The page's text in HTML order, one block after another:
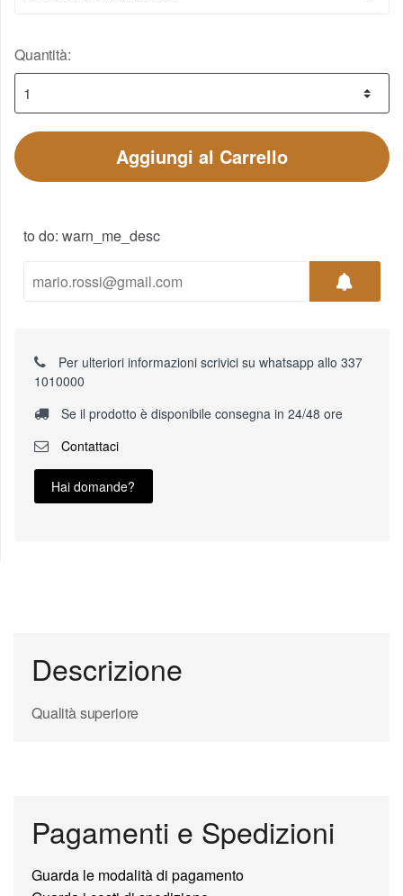
Quantità:
Aggiungi al Carrello
to do: warn_me_desc
Per ulteriori informazioni scrivici su whatsapp allo 337
1010000
Se il prodotto è disponibile consegna in 24/48 ore
Contattaci
Hai domande?
Descrizione
Qualità superiore
Pagamenti e Spedizioni
Guarda le modalità di pagamento